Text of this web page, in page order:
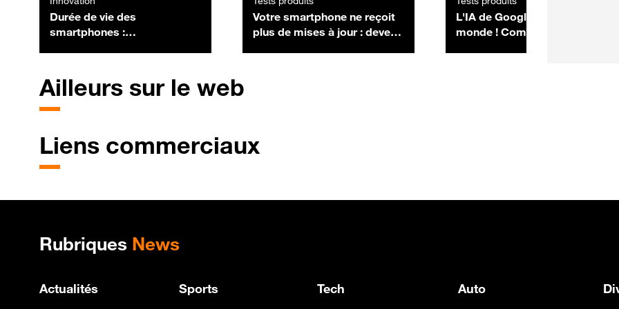
Durée de vie des
smartphones :
Votre smartphone ne reçoit
plus de mises à jour : devez-
L'IA de Google agace tout le
monde ! Comment s'en
Ailleurs sur le web
Liens commerciaux
Plan de site
Rubriques News
Actualités Sports Tech Auto